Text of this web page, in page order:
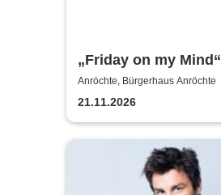
„Friday on my Mind“
Anröchte, Bürgerhaus Anröchte
21.11.2026